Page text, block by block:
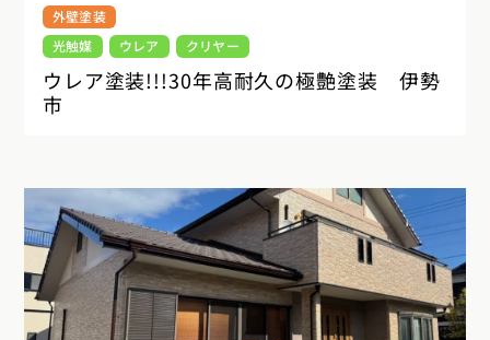
外壁塗装
光触媒
ウレア クリヤー
ウレア塗装!!!30年高耐久の極艶塗装 伊勢
市